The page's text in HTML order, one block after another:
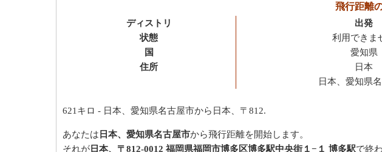
飛行距離
ディストリ
状態
国
住所
出発
利用できま
愛知県
日本
日本、愛知県
621キロ - 日本、愛知県名古屋市から日本、〒812.
あなたは 日本、愛知県名古屋市から飛行距離を開始します。
それが 日本、〒812-0012 福岡県福岡市博多区博多駅中央街１−１ 博多駅で終